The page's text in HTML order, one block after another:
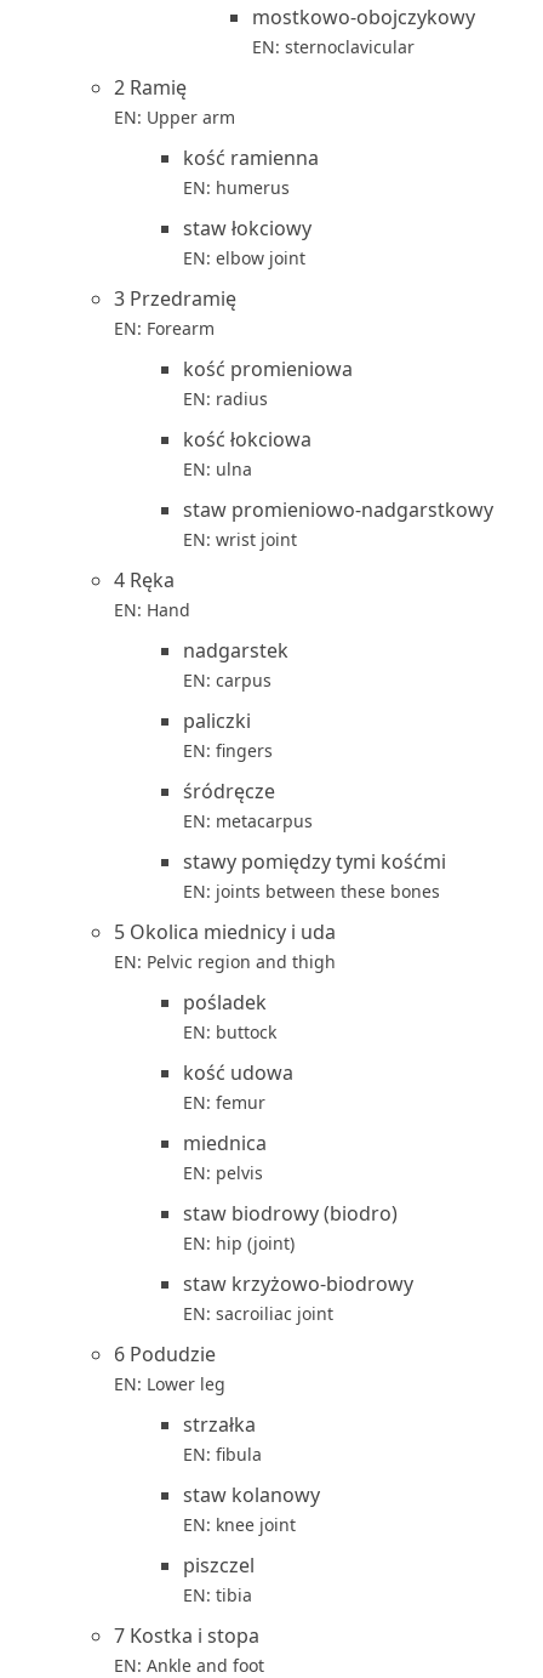
mostkowo-obojczykowy
EN: sternoclavicular
2 Ramię
EN: Upper arm
kość ramienna
EN: humerus
staw łokciowy
EN: elbow joint
3 Przedramię
EN: Forearm
kość promieniowa
EN: radius
kość łokciowa
EN: ulna
staw promieniowo-nadgarstkowy
EN: wrist joint
4 Ręka
EN: Hand
nadgarstek
EN: carpus
paliczki
EN: fingers
śródręcze
EN: metacarpus
stawy pomiędzy tymi kośćmi
EN: joints between these bones
5 Okolica miednicy i uda
EN: Pelvic region and thigh
pośladek
EN: buttock
kość udowa
EN: femur
miednica
EN: pelvis
staw biodrowy (biodro)
EN: hip (joint)
staw krzyżowo-biodrowy
EN: sacroiliac joint
6 Podudzie
EN: Lower leg
strzałka
EN: fibula
staw kolanowy
EN: knee joint
piszczel
EN: tibia
7 Kostka i stopa
EN: Ankle and foot